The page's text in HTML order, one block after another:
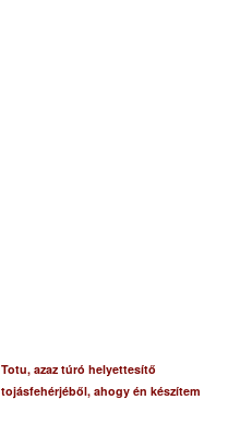
Totu, azaz túró helyettesítő
tojásfehérjéből, ahogy én készítem